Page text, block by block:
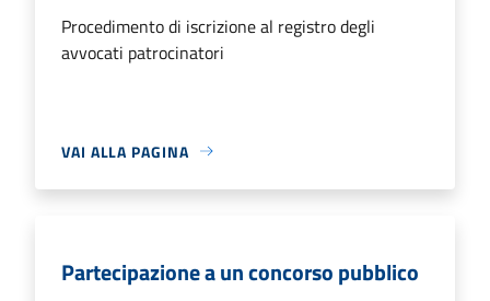
Procedimento di iscrizione al registro degli
avvocati patrocinatori
VAI ALLA PAGINA
Partecipazione a un concorso pubblico